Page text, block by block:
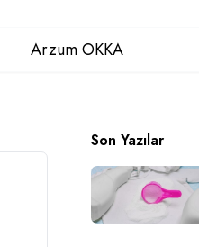
Arzum OKKA
Son Yazılar